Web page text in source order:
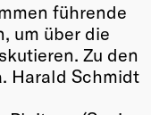
führende
um über die
Zu den
Harald Schmidt